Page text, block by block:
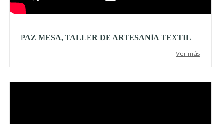
PAZ MESA, TALLER DE ARTESANÍA TEXTIL
Ver más